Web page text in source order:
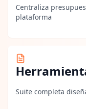
Centraliza
plataforma
Suite completa